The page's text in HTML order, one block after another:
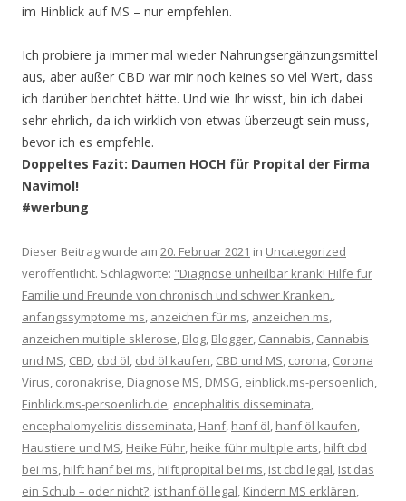
im Hinblick auf MS – nur empfehlen.
Ich probiere ja immer mal wieder Nahrungsergänzungsmittel
aus, aber außer CBD war mir noch keines so viel Wert, dass
ich darüber berichtet hätte. Und wie Ihr wisst, bin ich dabei
sehr ehrlich, da ich wirklich von etwas überzeugt sein muss,
bevor ich es empfehle.
Doppeltes Fazit: Daumen HOCH für Propital der Firma
Navimol!
#werbung
Dieser Beitrag wurde am 20. Februar 2021 in Uncategorized
veröffentlicht. Schlagworte: "Diagnose unheilbar krank! Hilfe für
Familie und Freunde von chronisch und schwer Kranken.,
anfangssymptome ms, anzeichen für ms, anzeichen ms,
anzeichen multiple sklerose, Blog, Blogger, Cannabis, Cannabis
und MS, CBD, cbd öl, cbd öl kaufen, CBD und MS, corona, Corona
Virus, coronakrise, Diagnose MS, DMSG, einblick.ms-persoenlich,
Einblick.ms-persoenlich.de, encephalitis disseminata,
encephalomyelitis disseminata, Hanf, hanf öl, hanf öl kaufen,
Haustiere und MS, Heike Führ, heike führ multiple arts, hilft cbd
bei ms, hilft hanf bei ms, hilft propital bei ms, ist cbd legal, Ist das
ein Schub – oder nicht?, ist hanf öl legal, Kindern MS erklären,